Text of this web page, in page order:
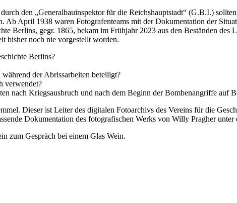
den „Generalbauinspektor für die Reichshauptstadt“ (G.B.I.)
April 1938 waren Fotografenteams mit der Dokumentation der
Berlins, gegr. 1865, bekam im Frühjahr 2023 aus den Beständen des
bisher noch nie vorgestellt worden.
Berlins?
der Abrissarbeiten beteiligt?
verwendet?
nach Kriegsausbruch und nach dem Beginn der Bombenangriffe auf
Dieser ist Leiter des digitalen Fotoarchivs des Vereins für die
Dokumentation des fotografischen Werks von Willy Pragher
zum Gespräch bei einem Glas Wein.